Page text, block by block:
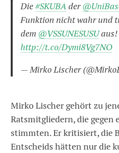
Die#SKUBAder
Funktion nicht wahr und
dem @VSSUNESUSUaus!
http://t.co/Dymi8Vg7NO
— Mirko Lischer
Mirko Lischer gehört zu
Ratsmitgliedern, die gegen
stimmten. Er kritisiert, die
Entscheids hätten nur die